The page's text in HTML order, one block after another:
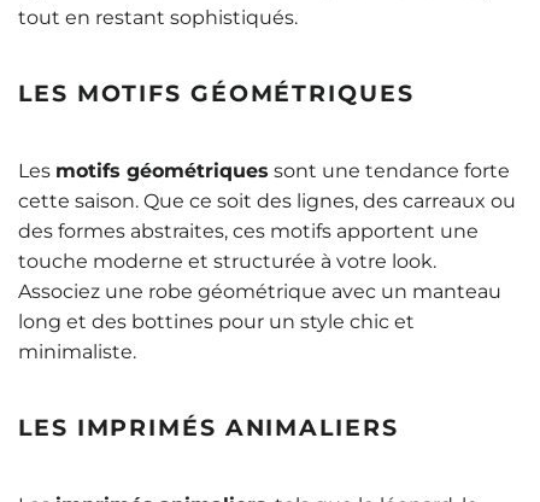
tout en restant sophistiqués.
LES MOTIFS GÉOMÉTRIQUES
Les motifs géométriques sont une tendance forte
cette saison. Que ce soit des lignes, des carreaux ou
des formes abstraites, ces motifs apportent une
touche moderne et structurée à votre look.
Associez une robe géométrique avec un manteau
long et des bottines pour un style chic et
minimaliste.
LES IMPRIMÉS ANIMALIERS